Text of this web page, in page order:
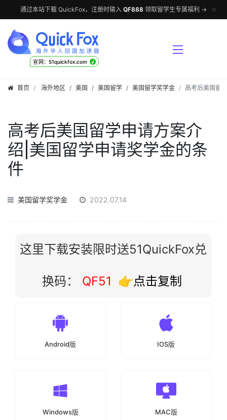
通过本站下载 QuickFox，注册时输入 QF888 领取留学生专属福利 → ✕
官网：51quickfox.com √
首页 海外地区 / 美国 / 美国留学 / 美国留学奖学金 高考后美国留
高考后美国留学申请方案介
绍|美国留学申请奖学金的条
件
美国留学奖学金 2022.07.14
这里下载安装限时送51QuickFox兑
换码： QF51 👉点击复制
Android版 IOS版
Windows版 MAC版